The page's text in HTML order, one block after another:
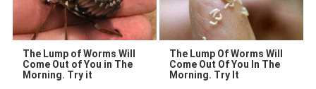
The Lump of Worms Will
Come Out of You in The
Morning. Try it
The Lump Of Worms Will
Come Out Of You In The
Morning. Try It